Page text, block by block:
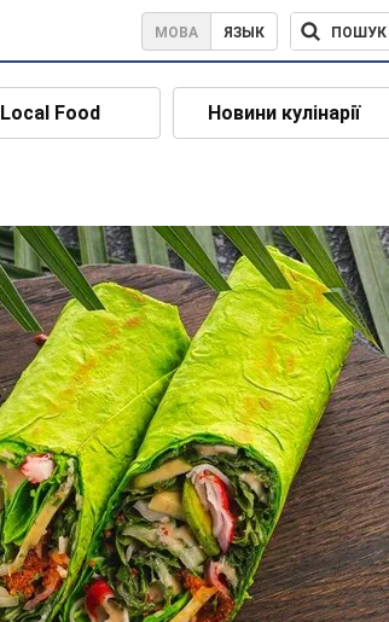
МОВА ЯЗЫК ПОШУК
Local Food Новини кулінарії